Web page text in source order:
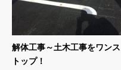
解体工事～土木工事をワンス
トップ！